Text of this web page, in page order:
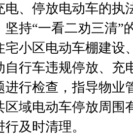
电、停放电动车的执
持“一看二劝三清”
宅小区电动车棚建设
自行车违规停放、充
进行检查，指导物业
区域电动车停放周围
及时清理。